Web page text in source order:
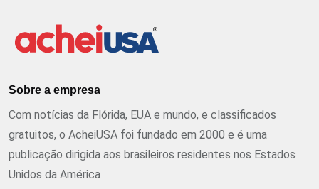
Sobre a empresa
Com notícias da Flórida, EUA e mundo, e classificados
gratuitos, o AcheiUSA foi fundado em 2000 e é uma
publicação dirigida aos brasileiros residentes nos Estados
Unidos da América